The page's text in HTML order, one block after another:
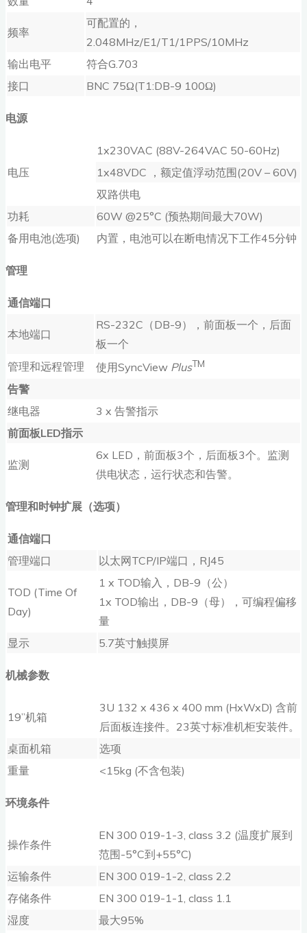
频率
可配置的，
2.048MHz/E1/T1/1PPS/10MHz
输出电平
符合G.703
接口
BNC 75Ω(T1:DB-9 100Ω)
电源
电压
1x230VAC (88V-264VAC 50-60Hz)
1x48VDC ，额定值浮动范围(20V – 60V)
双路供电
功耗
60W @25°C (预热期间最大70W)
备用电池(选项)
内置，电池可以在断电情况下工作45分钟
管理
通信端口
本地端口
RS-232C（DB-9），前面板一个，后面
板一个
管理和远程管理
使用SyncView PlusTM
告警
继电器
3 x 告警指示
前面板LED指示
监测
6x LED，前面板3个，后面板3个。监测
供电状态，运行状态和告警。
管理和时钟扩展（选项）
通信端口
管理端口
以太网TCP/IP端口，RJ45
TOD (Time Of
Day)
1 x TOD输入，DB-9（公）
1x TOD输出，DB-9（母），可编程偏移
量
显示
5.7英寸触摸屏
机械参数
19’’机箱
3U 132 x 436 x 400 mm (HxWxD) 含前
后面板连接件。23英寸标准机柜安装件。
桌面机箱
选项
重量
<15kg (不含包装)
环境条件
操作条件
EN 300 019-1-3, class 3.2 (温度扩展到
范围-5°C到+55°C)
运输条件
EN 300 019-1-2, class 2.2
存储条件
EN 300 019-1-1, class 1.1
湿度
最大95%